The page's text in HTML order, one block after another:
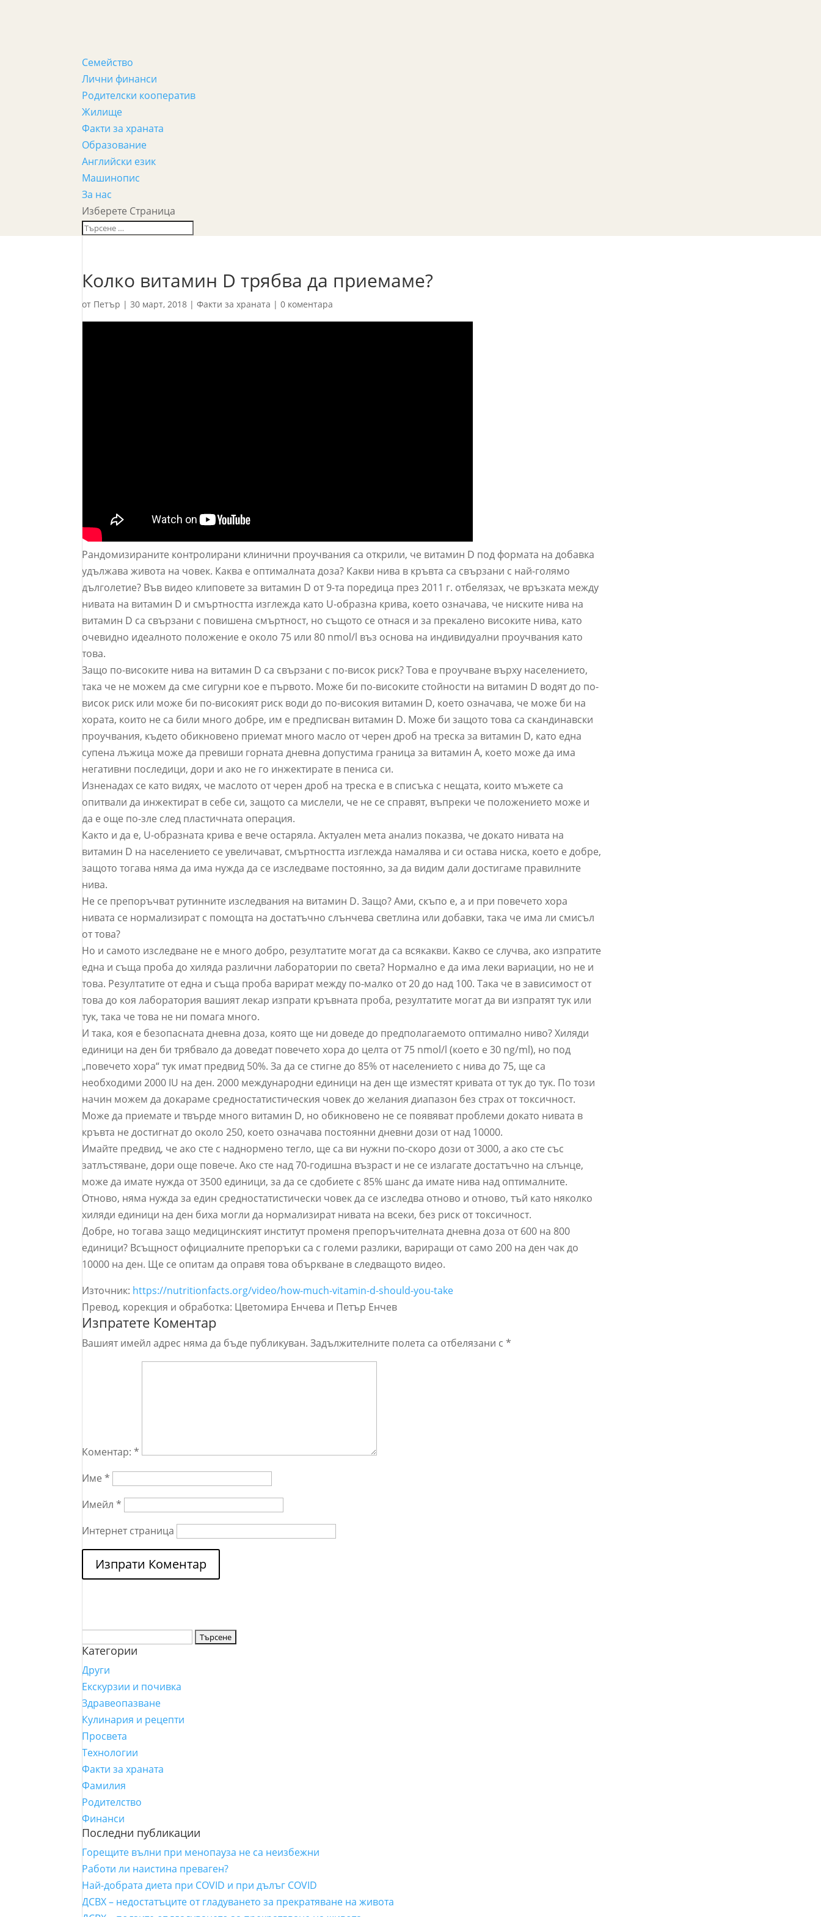
Семейство
Лични финанси
Родителски кооператив
Жилище
Факти за храната
Образование
Английски език
Машинопис
За нас
Изберете Страница
Колко витамин D трябва да приемаме?
от Петър |30 март, 2018 |Факти за храната |0 коментара
Рандомизираните контролирани клинични проучвания са открили, че витамин D под формата на добавка
удължава живота на човек. Каква е оптималната доза? Какви нива в кръвта са свързани с най-голямо
дълголетие? Във видео клиповете за витамин D от 9-та поредица през 2011 г. отбелязах, че връзката между
нивата на витамин D и смъртността изглежда като U-образна крива, което означава, че ниските нива на
витамин D са свързани с повишена смъртност, но същото се отнася и за прекалено високите нива, като
очевидно идеалното положение е около 75 или 80 nmol/l въз основа на индивидуални проучвания като
това.
Защо по-високите нива на витамин D са свързани с по-висок риск? Това е проучване върху населението,
така че не можем да сме сигурни кое е първото. Може би по-високите стойности на витамин D водят до по-
висок риск или може би по-високият риск води до по-високия витамин D, което означава, че може би на
хората, които не са били много добре, им е предписван витамин D. Може би защото това са скандинавски
проучвания, където обикновено приемат много масло от черен дроб на треска за витамин D, като една
супена лъжица може да превиши горната дневна допустима граница за витамин А, което може да има
негативни последици, дори и ако не го инжектирате в пениса си.
Изненадах се като видях, че маслото от черен дроб на треска е в списъка с нещата, които мъжете са
опитвали да инжектират в себе си, защото са мислели, че не се справят, въпреки че положението може и
да е още по-зле след пластичната операция.
Както и да е, U-образната крива е вече остаряла. Актуален мета анализ показва, че докато нивата на
витамин D на населението се увеличават, смъртността изглежда намалява и си остава ниска, което е добре,
защото тогава няма да има нужда да се изследваме постоянно, за да видим дали достигаме правилните
нива.
Не се препоръчват рутинните изследвания на витамин D. Защо? Ами, скъпо е, а и при повечето хора
нивата се нормализират с помощта на достатъчно слънчева светлина или добавки, така че има ли смисъл
от това?
Но и самото изследване не е много добро, резултатите могат да са всякакви. Какво се случва, ако изпратите
една и съща проба до хиляда различни лаборатории по света? Нормално е да има леки вариации, но не и
това. Резултатите от една и съща проба варират между по-малко от 20 до над 100. Така че в зависимост от
това до коя лаборатория вашият лекар изпрати кръвната проба, резултатите могат да ви изпратят тук или
тук, така че това не ни помага много.
И така, коя е безопасната дневна доза, която ще ни доведе до предполагаемото оптимално ниво? Хиляди
единици на ден би трябвало да доведат повечето хора до целта от 75 nmol/l (което е 30 ng/ml), но под
„повечето хора“ тук имат предвид 50%. За да се стигне до 85% от населението с нива до 75, ще са
необходими 2000 IU на ден. 2000 международни единици на ден ще изместят кривата от тук до тук. По този
начин можем да докараме средностатистическия човек до желания диапазон без страх от токсичност.
Може да приемате и твърде много витамин D, но обикновено не се появяват проблеми докато нивата в
кръвта не достигнат до около 250, което означава постоянни дневни дози от над 10000.
Имайте предвид, че ако сте с наднормено тегло, ще са ви нужни по-скоро дози от 3000, а ако сте със
затлъстяване, дори още повече. Ако сте над 70-годишна възраст и не се излагате достатъчно на слънце,
може да имате нужда от 3500 единици, за да се сдобиете с 85% шанс да имате нива над оптималните.
Отново, няма нужда за един средностатистически човек да се изследва отново и отново, тъй като няколко
хиляди единици на ден биха могли да нормализират нивата на всеки, без риск от токсичност.
Добре, но тогава защо медицинският институт променя препоръчителната дневна доза от 600 на 800
единици? Всъщност официалните препоръки са с големи разлики, вариращи от само 200 на ден чак до
10000 на ден. Ще се опитам да оправя това объркване в следващото видео.
Източник: https://nutritionfacts.org/video/how-much-vitamin-d-should-you-take
Превод, корекция и обработка: Цветомира Енчева и Петър Енчев
Изпратете Коментар
Вашият имейл адрес няма да бъде публикуван. Задължителните полета са отбелязани с*
Коментар:*
Име*
Имейл*
Интернет страница
за:
Категории
Други
Екскурзии и почивка
Здравеопазване
Кулинария и рецепти
Просвета
Технологии
Факти за храната
Фамилия
Родителство
Финанси
Последни публикации
Горещите вълни при менопауза не са неизбежни
Работи ли наистина преваген?
Най-добрата диета при COVID и при дълъг COVID
ДСВХ – недостатъците от гладуването за прекратяване на живота